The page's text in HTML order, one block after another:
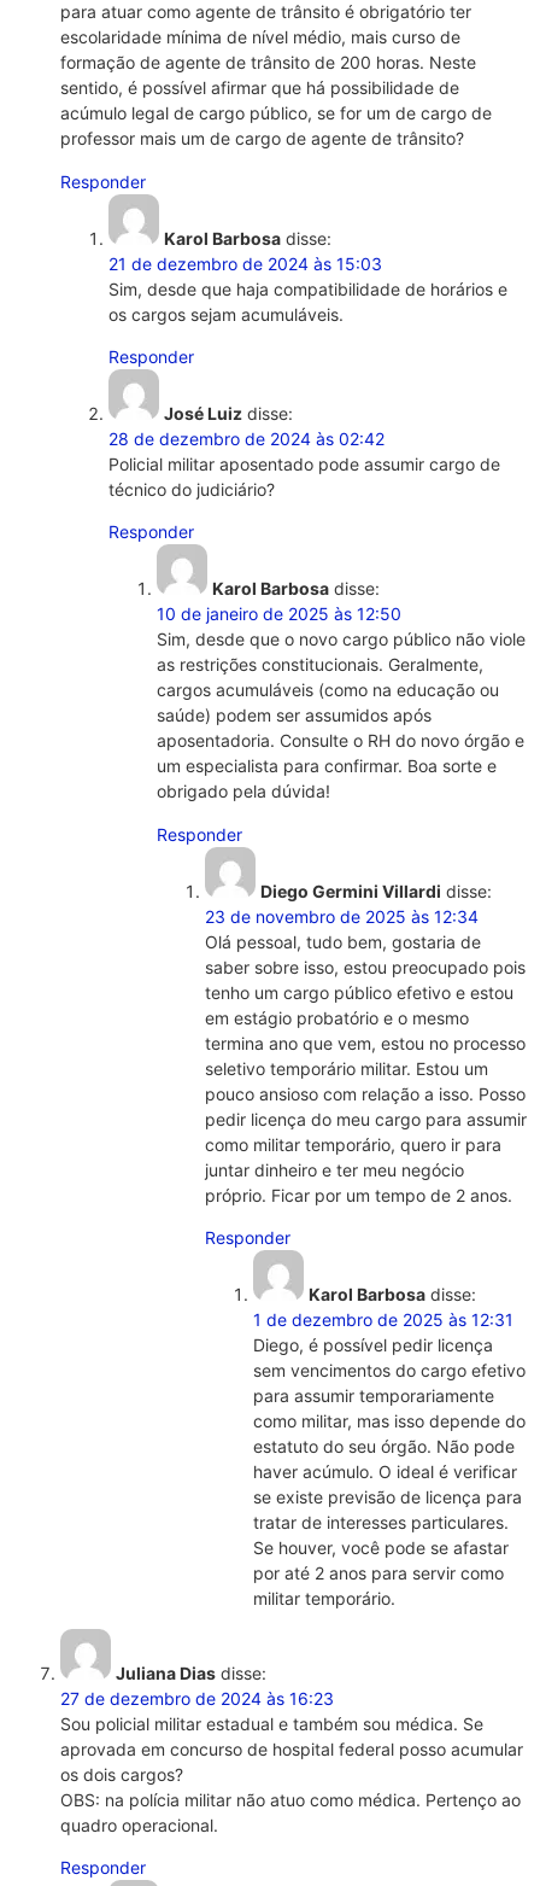
para atuar como agente de trânsito é obrigatório ter
escolaridade mínima de nível médio, mais curso de
formação de agente de trânsito de 200 horas. Neste
sentido, é possível afirmar que há possibilidade de
acúmulo legal de cargo público, se for um de cargo de
professor mais um de cargo de agente de trânsito?
Responder
Karol Barbosa disse:
21 de dezembro de 2024 às 15:03
Sim, desde que haja compatibilidade de horários e
os cargos sejam acumuláveis.
Responder
José Luiz disse:
28 de dezembro de 2024 às 02:42
Policial militar aposentado pode assumir cargo de
técnico do judiciário?
Responder
Karol Barbosa disse:
10 de janeiro de 2025 às 12:50
Sim, desde que o novo cargo público não viole
as restrições constitucionais. Geralmente,
cargos acumuláveis (como na educação ou
saúde) podem ser assumidos após
aposentadoria. Consulte o RH do novo órgão e
um especialista para confirmar. Boa sorte e
obrigado pela dúvida!
Responder
Diego Germini Villardi disse:
23 de novembro de 2025 às 12:34
Olá pessoal, tudo bem, gostaria de
saber sobre isso, estou preocupado pois
tenho um cargo público efetivo e estou
em estágio probatório e o mesmo
termina ano que vem, estou no processo
seletivo temporário militar. Estou um
pouco ansioso com relação a isso. Posso
pedir licença do meu cargo para assumir
como militar temporário, quero ir para
juntar dinheiro e ter meu negócio
próprio. Ficar por um tempo de 2 anos.
Responder
Karol Barbosa disse:
1 de dezembro de 2025 às 12:31
Diego, é possível pedir licença
sem vencimentos do cargo efetivo
para assumir temporariamente
como militar, mas isso depende do
estatuto do seu órgão. Não pode
haver acúmulo. O ideal é verificar
se existe previsão de licença para
tratar de interesses particulares.
Se houver, você pode se afastar
por até 2 anos para servir como
militar temporário.
Juliana Dias disse:
27 de dezembro de 2024 às 16:23
Sou policial militar estadual e também sou médica. Se
aprovada em concurso de hospital federal posso acumular
os dois cargos?
OBS: na polícia militar não atuo como médica. Pertenço ao
quadro operacional.
Responder